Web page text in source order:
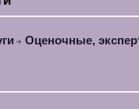
Оценочные,